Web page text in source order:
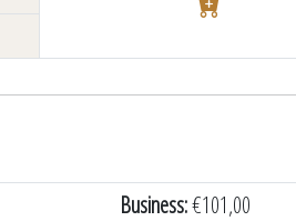
Business:€101,00